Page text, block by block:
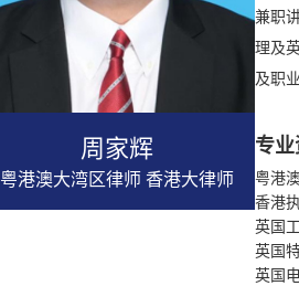
周家辉
粤港澳大湾区律师 香港大律师
兼职
理及
及职
专业
粤港
香港
英国
英国
英国